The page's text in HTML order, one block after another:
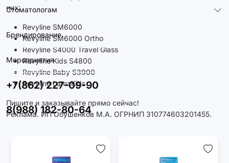
Стоматологам
Брендирование
Мероприятия
+7(862) 227-09-90
8(988) 182-80-64
них:
Revyline SM6000
Revyline SM6000 Ortho
Revyline S4000 Travel Glass
Revyline Kids S4800
Revyline Baby S3900
Revyline LamaKids
Пишите и заказывайте прямо сейчас!
Реклама. ИП Обушенков М.А. ОГРНИП 310774603201455.